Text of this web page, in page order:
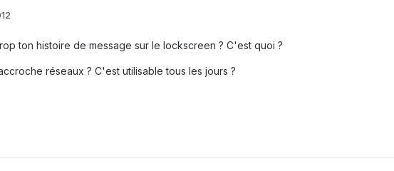
ton histoire de message sur le lockscreen ? C'est quoi ?
réseaux ? C'est utilisable tous les jours ?